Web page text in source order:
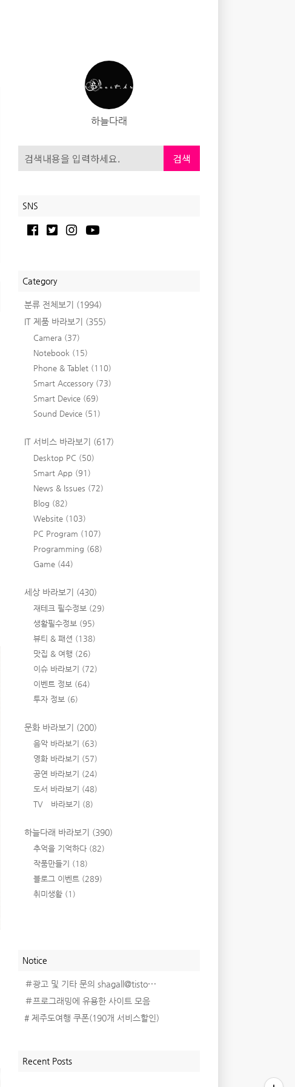
하늘다래
검색
SNS
Category
분류 전체보기 (1994)
IT 제품 바라보기 (355)
Camera (37)
Notebook (15)
Phone & Tablet (110)
Smart Accessory (73)
Smart Device (69)
Sound Device (51)
IT 서비스 바라보기 (617)
Desktop PC (50)
Smart App (91)
News & Issues (72)
Blog (82)
Website (103)
PC Program (107)
Programming (68)
Game (44)
세상 바라보기 (430)
재테크 필수정보 (29)
생활필수정보 (95)
뷰티 & 패션 (138)
맛집 & 여행 (26)
이슈 바라보기 (72)
이벤트 정보 (64)
투자 정보 (6)
문화 바라보기 (200)
음악 바라보기 (63)
영화 바라보기 (57)
공연 바라보기 (24)
도서 바라보기 (48)
TV 바라보기 (8)
하늘다래 바라보기 (390)
추억을 기억하다 (82)
작품만들기 (18)
블로그 이벤트 (289)
취미생활 (1)
Notice
＃광고 및 기타 문의 shagall@tisto⋯
＃프로그래밍에 유용한 사이트 모음
# 제주도여행 쿠폰(190개 서비스할인)
Recent Posts